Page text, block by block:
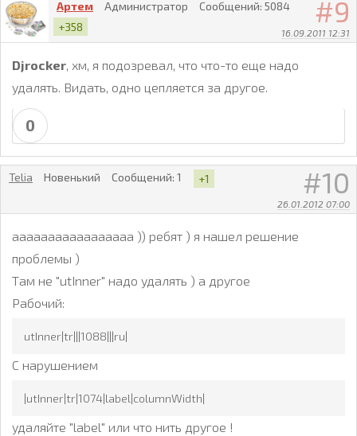
9
16.09.2011 12:31
Артем Администратор Сообщений: 5084
+358
Djrocker , хм, я подозревал, что что-то еще надо
удалять. Видать, одно цепляется за другое.
0
10
26.01.2012 07:00
Telia Новенький Сообщений: 1 +1
ааааааааааааааааа )) ребят ) я нашел решение
проблемы )
Там не "utInner" надо удалять ) а другое
Рабочий:
utInner|tr|||1088|||ru|
С нарушением
|utInner|tr|1074|label|columnWidth|
удаляйте "label" или что нить другое !